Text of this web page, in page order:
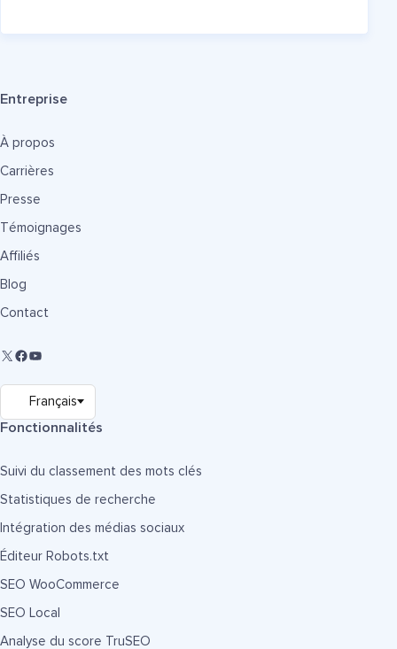
Entreprise
À propos
Carrières
Presse
Témoignages
Affiliés
Blog
Contact
Fonctionnalités
Suivi du classement des mots clés
Statistiques de recherche
Intégration des médias sociaux
Éditeur Robots.txt
SEO WooCommerce
SEO Local
Analyse du score TruSEO